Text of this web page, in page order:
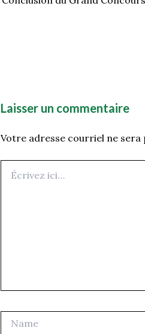
Laisser un commentaire
Votre adresse courriel ne sera
ici…